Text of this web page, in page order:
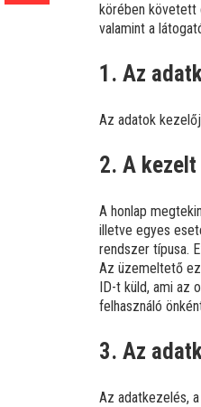
körében követett
valamint a
1. Az
Az adatok
2. A
A honlap
illetve egyes
rendszer típusa.
Az üzemeltető
ID-t küld, ami az
felhasználó
3. Az
Az adatkezelés,